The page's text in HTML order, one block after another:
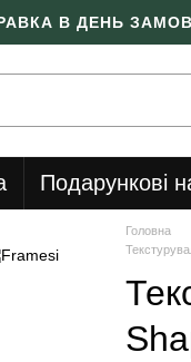
В ДЕНЬ
Подарункові
Головна